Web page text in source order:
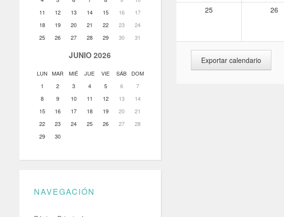
25 26
11
12 13 14 15 16
17
18
19 20 21 22 23
24
25
26 27 28 29 30 31
JUNIO 2026
LUN MAR MIÉ JUE VIE SÁB
DOM
1
2 3 4 5 6
7
8
9 10 11 12 13
14
15
16 17 18 19 20
21
22
23 24 25 26 27
28
29
30
NAVEGACIÓN